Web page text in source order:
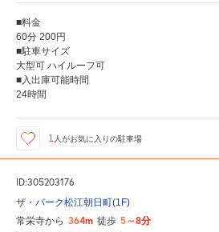
■料金
60分 200円
■駐車サイズ
大型可 ハイルーフ可
■入出庫可能時間
24時間
1 人がお気に入りの駐車場
ID:305203176
ザ・パーク松江朝日町(1F)
常栄寺から 364m 徒歩 5～8分